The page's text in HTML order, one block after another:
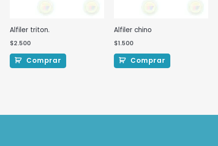
Alfiler triton.
$2.500
Comprar
Alfiler chino
$1.500
Comprar